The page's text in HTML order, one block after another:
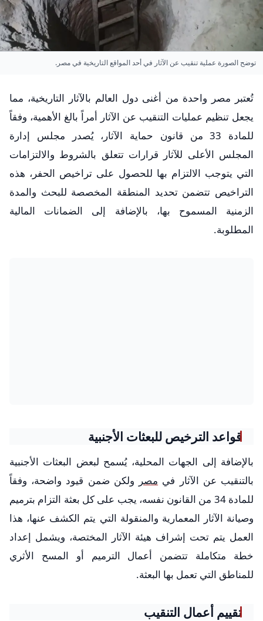
توضح الصورة عملية تنقيب عن الآثار في أحد المواقع التاريخية في مصر.
تُعتبر مصر واحدة من أغنى دول العالم بالآثار التاريخية، مما
يجعل تنظيم عمليات التنقيب عن الآثار أمراً بالغ الأهمية، وفقاً
للمادة 33 من قانون حماية الآثار، يُصدر مجلس إدارة
المجلس الأعلى للآثار قرارات تتعلق بالشروط والالتزامات
التي يتوجب الالتزام بها للحصول على تراخيص الحفر، هذه
التراخيص تتضمن تحديد المنطقة المخصصة للبحث والمدة
الزمنية المسموح بها، بالإضافة إلى الضمانات المالية
المطلوبة.
قواعد الترخيص للبعثات الأجنبية
بالإضافة إلى الجهات المحلية، يُسمح لبعض البعثات الأجنبية
بالتنقيب عن الآثار في مصر ولكن ضمن قيود واضحة، وفقاً
للمادة 34 من القانون نفسه، يجب على كل بعثة التزام بترميم
وصيانة الآثار المعمارية والمنقولة التي يتم الكشف عنها، هذا
العمل يتم تحت إشراف هيئة الآثار المختصة، ويشمل إعداد
خطة متكاملة تتضمن أعمال الترميم أو المسح الأثري
للمناطق التي تعمل بها البعثة.
تقييم أعمال التنقيب